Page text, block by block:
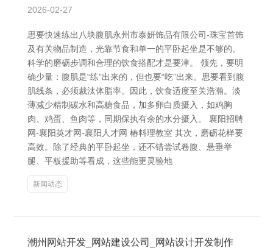
2026-02-27
思要快速练出八块腹肌永州市泰妍饰品有限公司-珠宝首饰
及有关物品制造，光靠节食和单一的平卧起坐是不够的。
科学的磨砺步调和合理的饮食搭配才是要津。 领先，要明
确少量：腹肌是“练”出来的，但也要“吃”出来。思要看到腹
肌线条，必须裁汰体脂率。因此，饮食适度至关浩瀚。淡
薄减少精制碳水和高糖食品，加多卵白质摄入，如鸡胸
肉、鸡蛋、鱼肉等，同期保执有余的水分摄入。 襄阳招聘
网-襄阳英才网-襄阳人才网 椿料理教室 其次，磨砺花样要
高效。除了经典的平卧起坐，还不错尝试卷腹、悬垂举
腿、平板援助等看成，这些能更灵验地
新闻动态
潮州网站开发_网站建设公司_网站设计开发制作